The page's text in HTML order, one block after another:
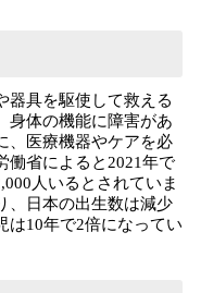
器具を駆使して救える
身体の機能に障害があ
、医療機器やケアを必
働省によると2021年で
人いるとされていま
、日本の出生数は減少
は10年で2倍になってい